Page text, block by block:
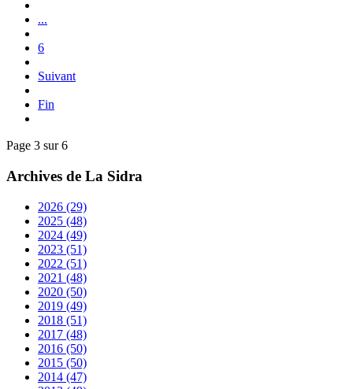
...
6
Suivant
Fin
Page 3 sur 6
Archives de La Sidra
2026 (29)
2025 (48)
2024 (49)
2023 (51)
2022 (51)
2021 (48)
2020 (50)
2019 (49)
2018 (51)
2017 (48)
2016 (50)
2015 (50)
2014 (47)